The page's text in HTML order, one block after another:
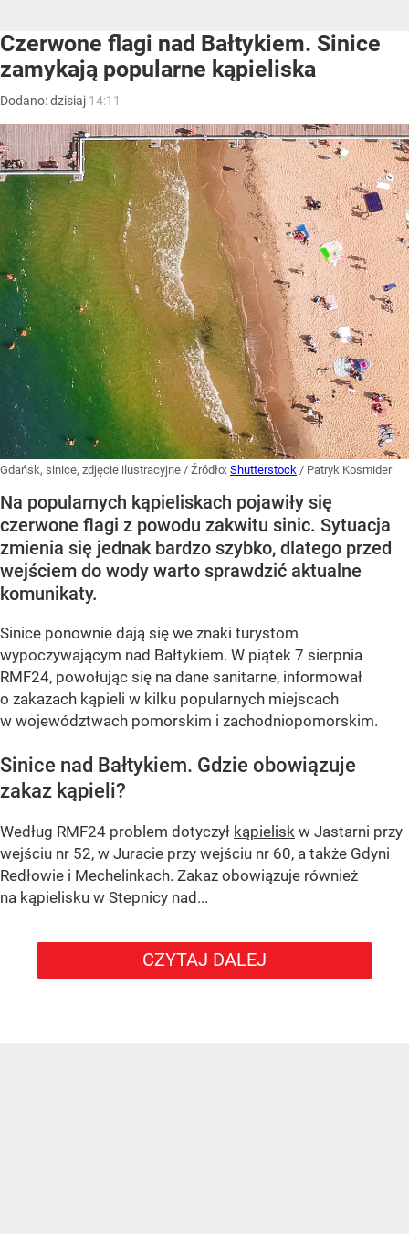
Czerwone flagi nad Bałtykiem. Sinice
zamykają popularne kąpieliska
Dodano:dzisiaj 14:11
Gdańsk, sinice, zdjęcie ilustracyjne / Źródło: Shutterstock / Patryk Kosmider
Na popularnych kąpieliskach pojawiły się
czerwone flagi z powodu zakwitu sinic. Sytuacja
zmienia się jednak bardzo szybko, dlatego przed
wejściem do wody warto sprawdzić aktualne
komunikaty.
Sinice ponownie dają się we znaki turystom
wypoczywającym nad Bałtykiem. W piątek 7 sierpnia
RMF24, powołując się na dane sanitarne, informował
o zakazach kąpieli w kilku popularnych miejscach
w województwach pomorskim i zachodniopomorskim.
Sinice nad Bałtykiem. Gdzie obowiązuje
zakaz kąpieli?
Według RMF24 problem dotyczył kąpielisk w Jastarni przy
wejściu nr 52, w Juracie przy wejściu nr 60, a także Gdyni
Redłowie i Mechelinkach. Zakaz obowiązuje również
na kąpielisku w Stepnicy nad...
CZYTAJ DALEJ